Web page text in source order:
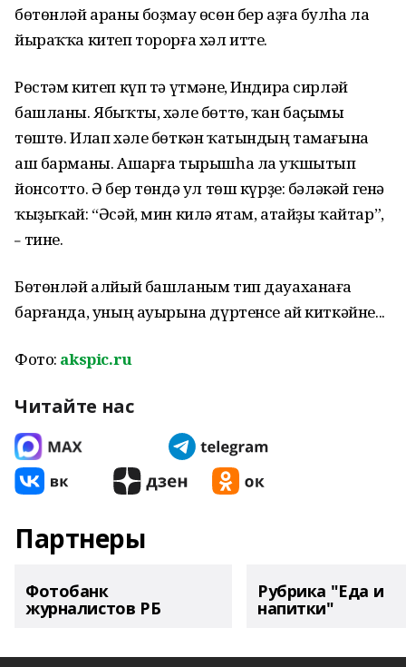
бөтөнләй араны боҙмау өсөн бер аҙға булһа ла
йыраҡҡа китеп торорға хәл итте.
Рөстәм китеп күп тә үтмәне, Индира сирләй
башланы. Ябыҡты, хәле бөттө, ҡан баҫымы
төштө. Илап хәле бөткән ҡатындың тамағына
аш барманы. Ашарға тырышһа ла уҡшытып
йонсотто. Ә бер төндә ул төш күрҙе: бәләкәй генә
ҡыҙыҡай: “Әсәй, мин килә ятам, атайҙы ҡайтар”,
– тине.
Бөтөнләй алйый башланым тип дауаханаға
барғанда, уның ауырына дүртенсе ай киткәйне...
Фото: akspic.ru
Читайте нас
Партнеры
Фотобанк
журналистов РБ
Рубрика "Еда и
напитки"